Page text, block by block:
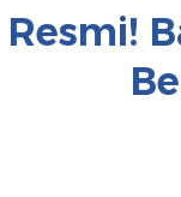
Resmi!